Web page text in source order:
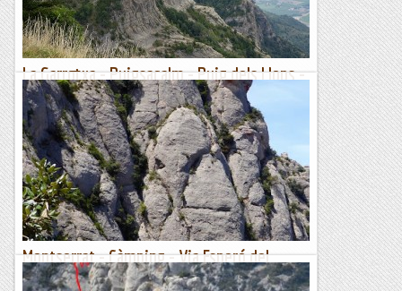
La Garrotxa - Puigsacalm - Puig dels Llops -
Via Esperó dels Llops - 10/08/2021
Des de feia molt de temps que teníem aquesta via a les
pendents, tot i que sabíem que el lloc és preciós, ens feia
mandra per l'aproximació. Al veure la possibilitat...
Manel&Ita
Montserrat - Càmping - Via Esperó del
Místic - 19/05/2021